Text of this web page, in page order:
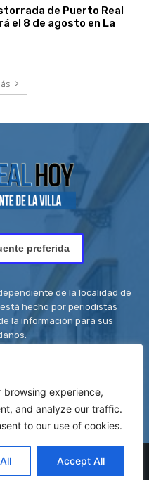
browsing experience,
and analyze our traffic.
to our use of cookies.
Accept All
de Puerto Real
el 8 de agosto en La
preferida
de la localidad de
hecho por periodistas
la información para sus
ROMDA Nº
| Design images by